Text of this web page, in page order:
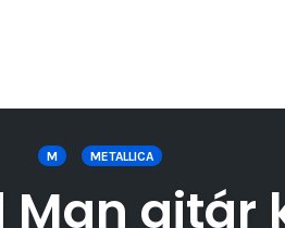
M METALLICA
gitár